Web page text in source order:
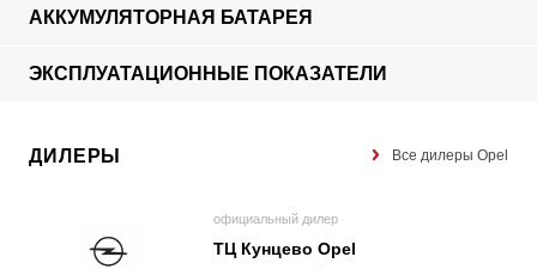
АККУМУЛЯТОРНАЯ БАТАРЕЯ
ЭКСПЛУАТАЦИОННЫЕ ПОКАЗАТЕЛИ
ДИЛЕРЫ Все дилеры Opel
официальный дилер
ТЦ Кунцево Opel